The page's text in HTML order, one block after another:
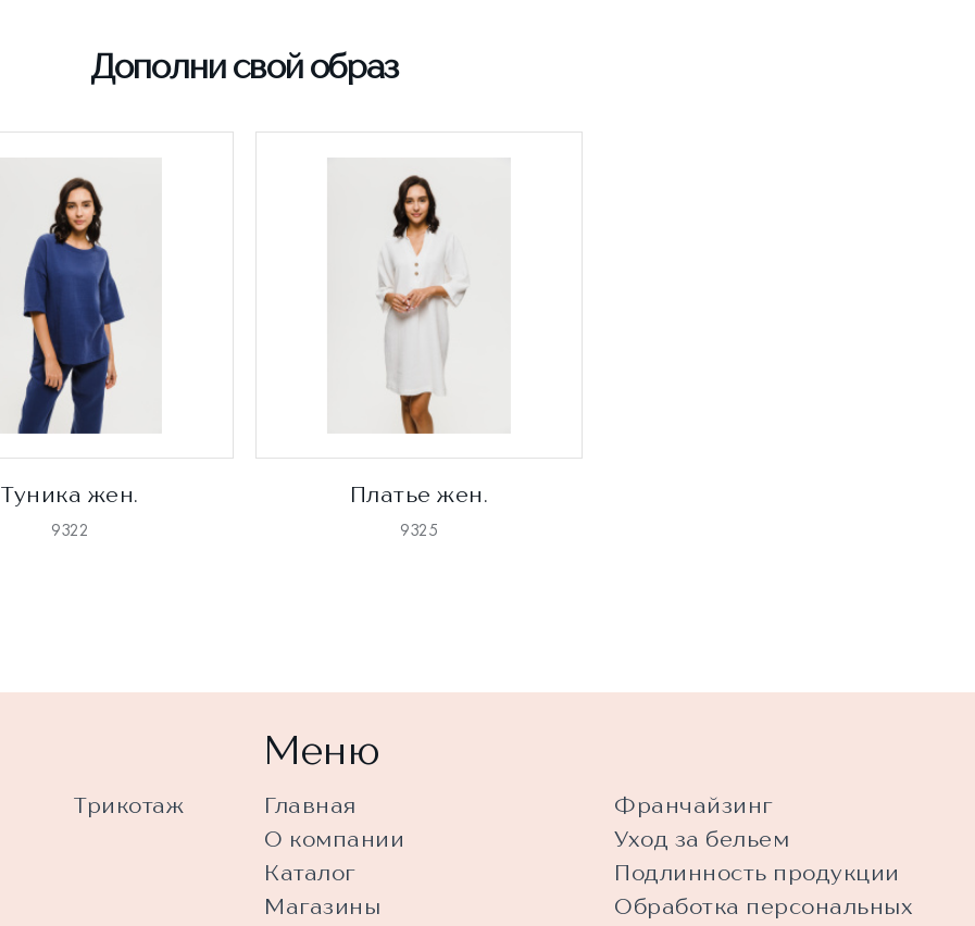
Дополни свой образ
Туника жен.
9322
Платье жен.
9325
Трикотаж
Меню
Главная
О компании
Каталог
Магазины
Франчайзинг
Уход за бельем
Подлинность продукции
Обработка персональных